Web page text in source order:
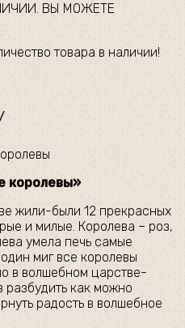
ВЫ МОЖЕТЕ
товара в наличии!
королевы»
жили-были 12 прекрасных
и милые. Королева – роз,
умела печь самые
миг все королевы
в волшебном царстве-
разбудить как можно
радость в волшебное